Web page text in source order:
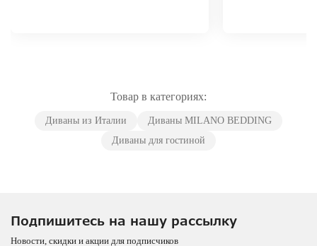
Товар в категориях:
Диваны из Италии
Диваны MILANO BEDDING
Диваны для гостиной
Подпишитесь на нашу рассылку
Новости, скидки и акции для подписчиков